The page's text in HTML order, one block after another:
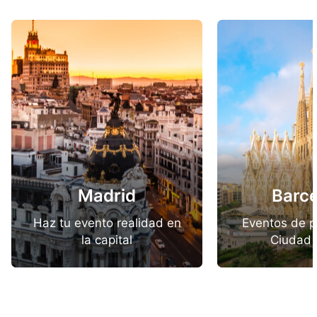
Madrid
Haz tu evento realidad en
la capital
Eventos de
Ciudad